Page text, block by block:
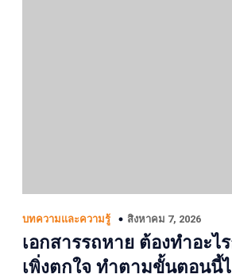
บทความและความรู้ สิงหาคม 7, 2026
เอกสารรถหาย ต้องทำอะไ
เพิ่งตกใจ ทำตามขั้นตอนนี้